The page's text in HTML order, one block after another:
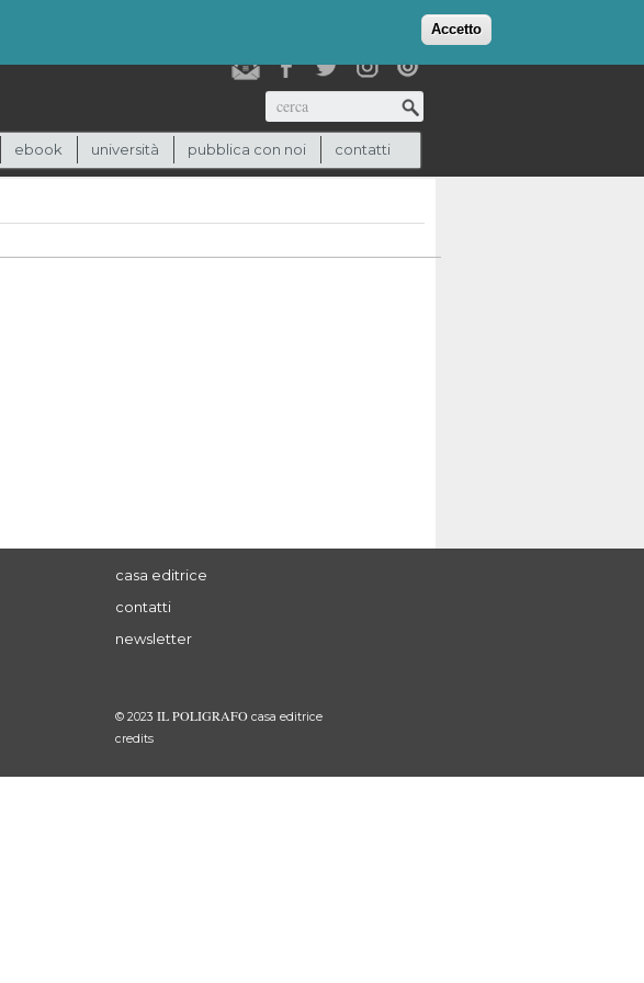
Accetto
(0)
Cerca
ebook università pubblica con noi contatti
casa editrice
contatti
newsletter
© 2023 IL POLIGRAFO casa editrice
credits